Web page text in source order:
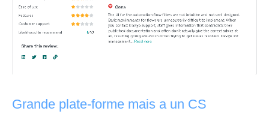
Grande plate-forme mais a un CS